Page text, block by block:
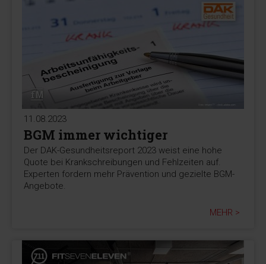
11.08.2023
BGM immer wichtiger
Der DAK-Gesundheitsreport 2023 weist eine hohe
Quote bei Krankschreibungen und Fehlzeiten auf.
Experten fordern mehr Prävention und gezielte BGM-
Angebote.
MEHR >